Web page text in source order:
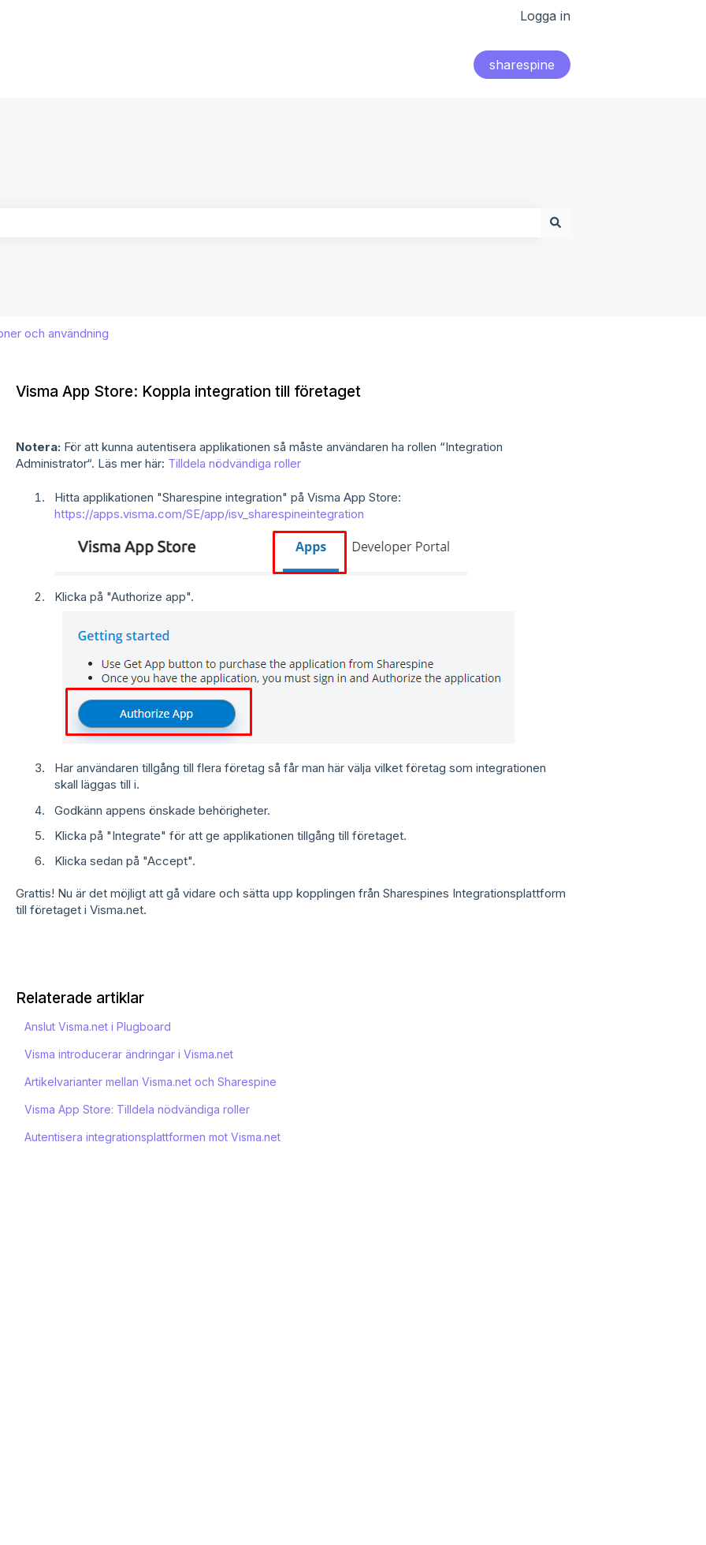
Logga in
sharespine
och användning
Visma App Store: Koppla integration till företaget
Notera:För att kunna autentisera applikationen så måste användaren ha rollen “Integration
Administrator“. Läs mer här: Tilldela nödvändiga roller
Hitta applikationen "Sharespine integration" på Visma App Store:
https://apps.visma.com/SE/app/isv_sharespineintegration
Klicka på "Authorize app".
Har användaren tillgång till flera företag så får man här välja vilket företag som integrationen
skall läggas till i.
Godkänn appens önskade behörigheter.
Klicka på "Integrate" för att ge applikationen tillgång till företaget.
Klicka sedan på "Accept".
Grattis! Nu är det möjligt att gå vidare och sätta upp kopplingen från Sharespines Integrationsplattform
till företaget i Visma.net.
Relaterade artiklar
Anslut Visma.net i Plugboard
Visma introducerar ändringar i Visma.net
Artikelvarianter mellan Visma.net och Sharespine
Visma App Store: Tilldela nödvändiga roller
Autentisera integrationsplattformen mot Visma.net